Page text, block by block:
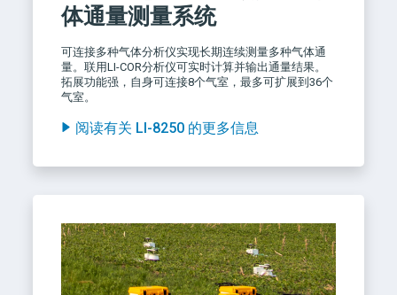
体通量测量系统
可连接多种气体分析仪实现长期连续测量多种气体通
量。联用LI-COR分析仪可实时计算并输出通量结果。
拓展功能强，自身可连接8个气室，最多可扩展到36个
气室。
阅读有关 LI-8250 的更多信息